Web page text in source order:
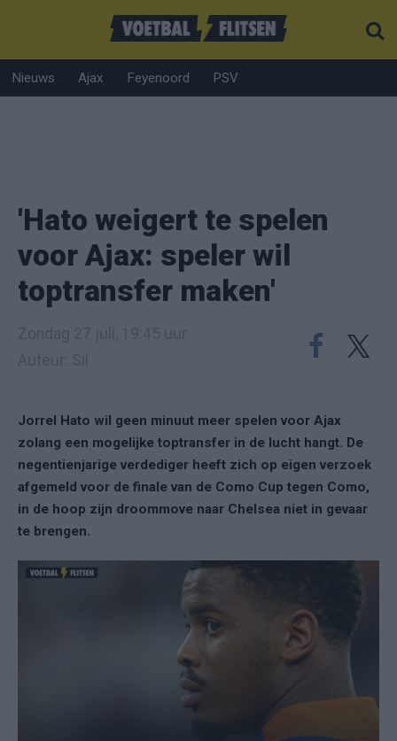
Nieuws Ajax Feyenoord PSV
'Hato weigert te spelen
voor Ajax: speler wil
toptransfer maken'
Jorrel Hato wil geen minuut meer spelen voor Ajax
zolang een mogelijke toptransfer in de lucht hangt. De
negentienjarige verdediger heeft zich op eigen verzoek
afgemeld voor de finale van de Como Cup tegen Como,
in de hoop zijn droommove naar Chelsea niet in gevaar
te brengen.